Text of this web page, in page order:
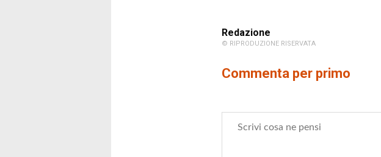
Redazione
© RIPRODUZIONE RISERVATA
Commenta per primo